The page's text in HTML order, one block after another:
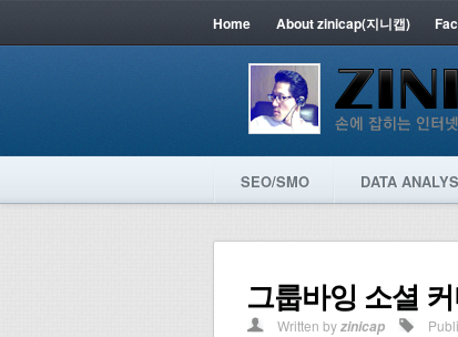
Home About zinicap(지니캡)
SEO/SMO DATA
그룹바잉 소셜
Written byzinicap